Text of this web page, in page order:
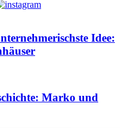
Idee:
Marko und